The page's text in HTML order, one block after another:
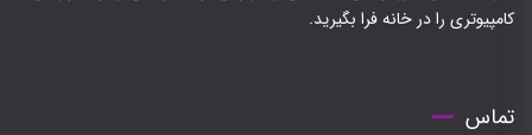
کامپیوتری را در خانه فرا بگیرید.
تماس